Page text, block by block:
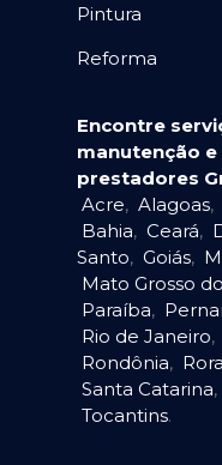
Pintura
Reforma
Encontre
manutenção
prestadores
Acre, Alagoas,
Bahia, Ceará,
Santo, Goiás,
Mato Grosso
Paraíba,
Rio de Janeiro,
Rondônia,
Santa Catarina,
Tocantins.